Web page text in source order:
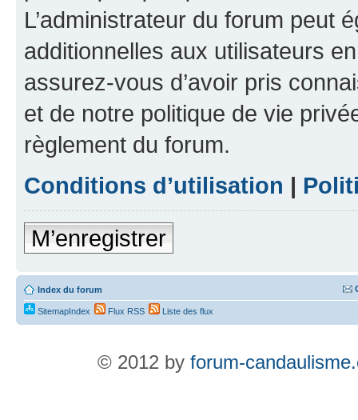
L’administrateur du forum peut
additionnelles aux utilisateurs
assurez-vous d’avoir pris
et de notre politique de vie
règlement du forum.
Conditions d’utilisation |
M’enregistrer
Index du forum
SitemapIndex Flux RSS Liste des flux
© 2012 by forum-